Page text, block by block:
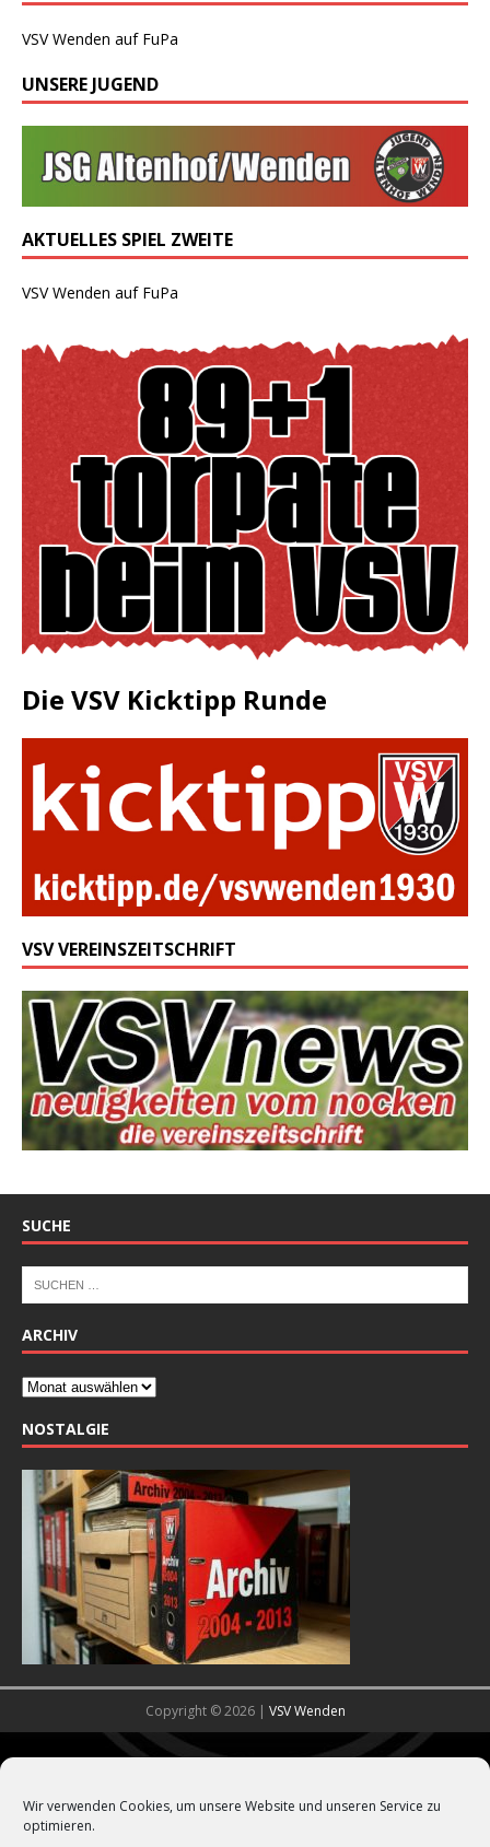
Wir verwenden Cookies, um unsere Website und unseren Service zu
optimieren.
VSV Wenden auf FuPa
UNSERE JUGEND
AKTUELLES SPIEL ZWEITE
VSV Wenden auf FuPa
Die VSV Kicktipp Runde
VSV VEREINSZEITSCHRIFT
SUCHE
ARCHIV
NOSTALGIE
Copyright © 2026 | VSV Wenden